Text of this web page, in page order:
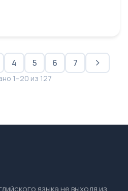
4 5 6 7
1–20 из 127
языка не выходя из